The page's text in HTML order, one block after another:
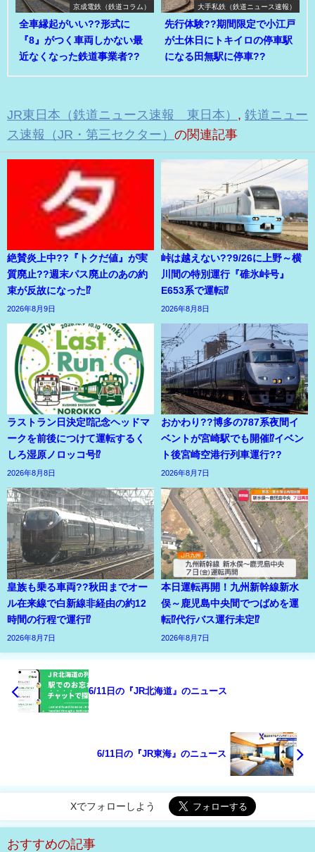
京成電鉄（鉄道コラム）
全車縁起がいい??形式に
『8』がつく車両しかない最
近なくなった鉄道事業者??
大手私鉄（鉄道ニュース速報）
先行体験??期間限定で小江戸
が土休日にトキイロの停車駅
になる田無駅に停車??
JR東日本（鉄道ニュース速報 東日本） , 鉄道ニュー
ス速報（JR・第三セクター） の関連記事
絶賛炎上中??『トクだ値』が実
質廃止??週末パス廃止のあの約
束が反故になった⁉
2026年8月9日
峠は越えない??9/26に上野～横
川間の特別運行『碓氷峠号』
E653系で運転⁉
2026年8月8日
ラストラン日決定⁉記念ヘッドマ
ークを前後につけて運転するく
しろ湿原ノロッコ号⁉
2026年8月8日
おかわり??博多の787系夜間イ
ベントが宮崎駅でも開催⁉イベン
ト後宮崎空港行列車運行??
2026年8月7日
皇族も乗る車両??秋田までオー
ル在来線で白新線非経由の約12
時間の行程で運行⁉
2026年8月7日
本日運転再開！九州新幹線新水
俣～鹿児島中央間でつばめを運
転⁉代行バス運行未定⁉
2026年8月7日
6/11日の『JR北海道』のニュース
6/11日の『JR東海』のニュース
Xでフォローしよう
おすすめの記事